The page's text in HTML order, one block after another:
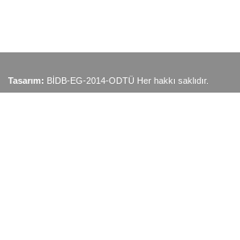
Tasarım: BİDB-EG-2014-ODTÜ Her hakkı saklıdır.